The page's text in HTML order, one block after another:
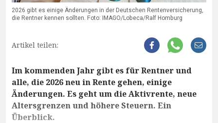
2026 gibt es einige Änderungen in der Deutschen Rentenversicherung,
die Rentner kennen sollten. Foto: IMAGO/Lobeca/Ralf Homburg
Artikel teilen:
Im kommenden Jahr gibt es für Rentner und
alle, die 2026 neu in Rente gehen, einige
Änderungen. Es geht um die Aktivrente, neue
Altersgrenzen und höhere Steuern. Ein
Überblick.